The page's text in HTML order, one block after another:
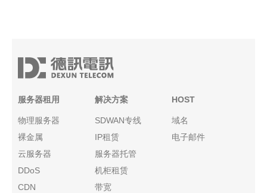
服务器租用
物理服务器
裸金属
云服务器
DDoS
CDN
解决方案
SDWAN专线
IP租赁
服务器托管
机柜租赁
带宽
HOST
域名
电子邮件